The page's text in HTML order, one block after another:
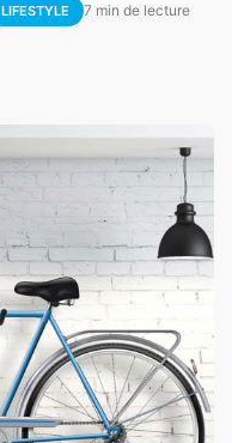
LIFESTYLE 7 min de lecture